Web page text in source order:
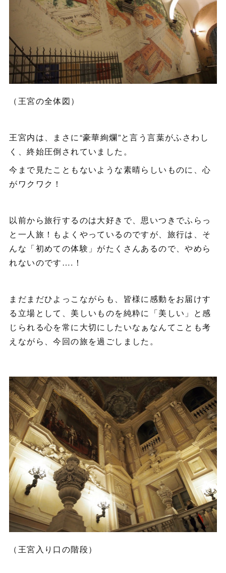
（王宮の全体図）
王宮内は、まさに“豪華絢爛”と言う言葉がふさわし
く、終始圧倒されていました。
今まで見たこともないような素晴らしいものに、心
がワクワク！
以前から旅行するのは大好きで、思いつきでふらっ
と一人旅！もよくやっているのですが、旅行は、そ
んな「初めての体験」がたくさんあるので、やめら
れないのです….！
まだまだひよっこながらも、皆様に感動をお届けす
る立場として、美しいものを純粋に「美しい」と感
じられる心を常に大切にしたいなぁなんてことも考
えながら、今回の旅を過ごしました。
（王宮入り口の階段）